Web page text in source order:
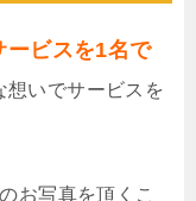
ービスを1名で
想いでサービスを
お写真を頂くこ